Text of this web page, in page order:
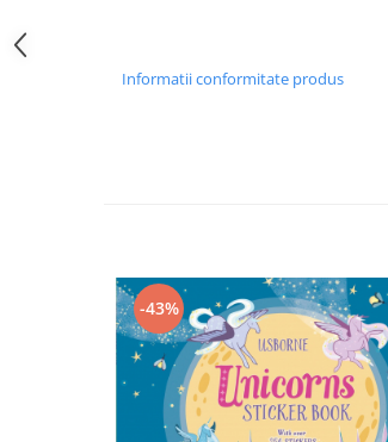
Informatii conformitate produs
-43%